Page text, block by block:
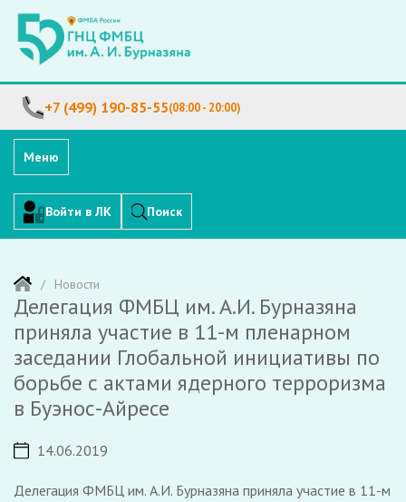
+7 (499) 190-85-55(08:00 - 20:00)
Меню
Войти в ЛК Поиск
Новости
Делегация ФМБЦ им. А.И. Бурназяна
приняла участие в 11-м пленарном
заседании Глобальной инициативы по
борьбе с актами ядерного терроризма
в Буэнос-Айресе
14.06.2019
Делегация ФМБЦ им. А.И. Бурназяна приняла участие в 11-м